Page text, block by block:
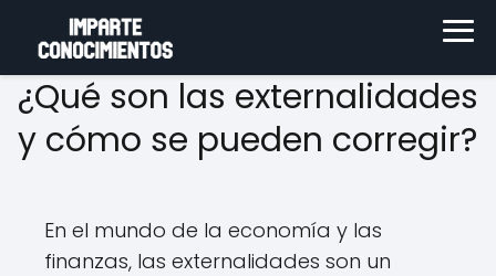
¿Qué son las externalidades
y cómo se pueden corregir?
En el mundo de la economía y las
finanzas, las externalidades son un